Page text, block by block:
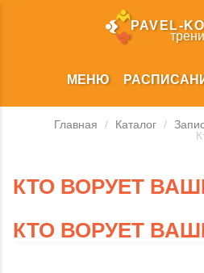
МЕНЮ
Главная / Каталог /
КТО ВОРУЕТ
КТО ВОРУЕТ